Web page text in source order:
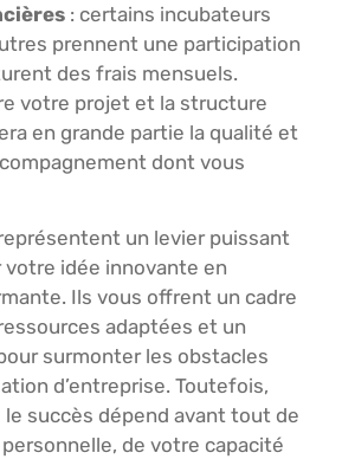
: certains incubateurs
prennent une participation
des frais mensuels.
votre projet et la structure
en grande partie la qualité et
dont vous
un levier puissant
idée innovante en
Ils vous offrent un cadre
adaptées et un
surmonter les obstacles
d’entreprise. Toutefois,
le succès dépend avant tout de
de votre capacité